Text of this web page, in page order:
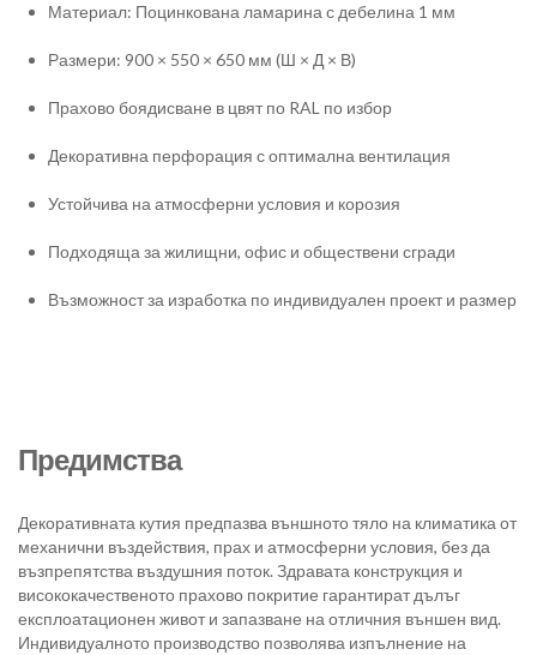
Материал: Поцинкована ламарина с дебелина 1 мм
Размери: 900 × 550 × 650 мм (Ш × Д × В)
Прахово боядисване в цвят по RAL по избор
Декоративна перфорация с оптимална вентилация
Устойчива на атмосферни условия и корозия
Подходяща за жилищни, офис и обществени сгради
Възможност за изработка по индивидуален проект и размер
Предимства
Декоративната кутия предпазва външното тяло на климатика от
механични въздействия, прах и атмосферни условия, без да
възпрепятства въздушния поток. Здравата конструкция и
висококачественото прахово покритие гарантират дълъг
експлоатационен живот и запазване на отличния външен вид.
Индивидуалното производство позволява изпълнение на